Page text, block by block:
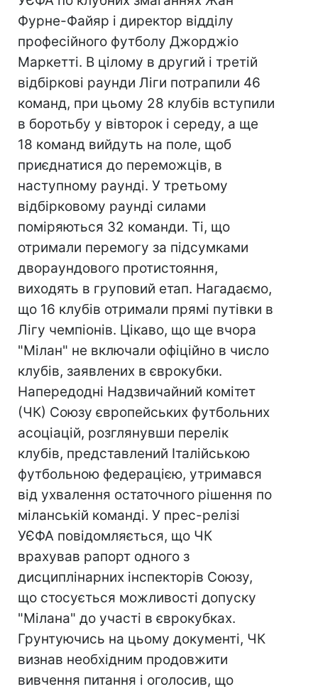
Фурне-Файяр і директор відділу
професійного футболу Джорджіо
Маркетті. В цілому в другий і третій
відбіркові раунди Ліги потрапили 46
команд, при цьому 28 клубів вступили
в боротьбу у вівторок і середу, а ще
18 команд вийдуть на поле, щоб
приєднатися до переможців, в
наступному раунді. У третьому
відбірковому раунді силами
поміряються 32 команди. Ті, що
отримали перемогу за підсумками
двораундового протистояння,
виходять в груповий етап. Нагадаємо,
що 16 клубів отримали прямі путівки в
Лігу чемпіонів. Цікаво, що ще вчора
"Мілан" не включали офіційно в число
клубів, заявлених в єврокубки.
Напередодні Надзвичайний комітет
(ЧК) Союзу європейських футбольних
асоціацій, розглянувши перелік
клубів, представлений Італійською
футбольною федерацією, утримався
від ухвалення остаточного рішення по
міланській команді. У прес-релізі
УЄФА повідомляється, що ЧК
врахував рапорт одного з
дисциплінарних інспекторів Союзу,
що стосується можливості допуску
"Мілана" до участі в єврокубках.
Грунтуючись на цьому документі, ЧК
визнав необхідним продовжити
вивчення питання і оголосив, що